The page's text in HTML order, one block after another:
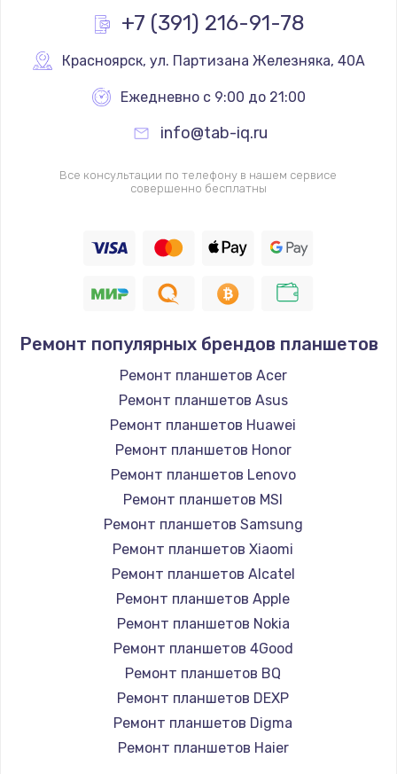
+7 (391) 216-91-78
Красноярск, ул. Партизана Железняка, 40А
Ежедневно с 9:00 до 21:00
info@tab-iq.ru
Все консультации по телефону в нашем сервисе
совершенно бесплатны
Ремонт популярных брендов планшетов
Ремонт планшетов Acer
Ремонт планшетов Asus
Ремонт планшетов Huawei
Ремонт планшетов Honor
Ремонт планшетов Lenovo
Ремонт планшетов MSI
Ремонт планшетов Samsung
Ремонт планшетов Xiaomi
Ремонт планшетов Alcatel
Ремонт планшетов Apple
Ремонт планшетов Nokia
Ремонт планшетов 4Good
Ремонт планшетов BQ
Ремонт планшетов DEXP
Ремонт планшетов Digma
Ремонт планшетов Haier